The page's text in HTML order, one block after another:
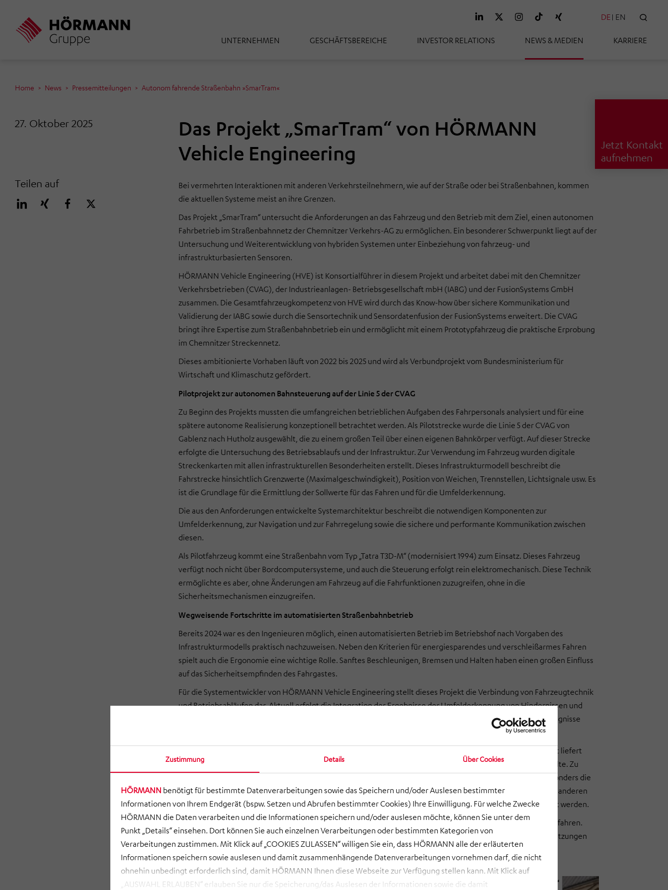
Zustimmung Details Über Cookies
HÖRMANN benötigt für bestimmte Datenverarbeitungen sowie das Speichern und/oder Auslesen bestimmter
Informationen von Ihrem Endgerät (bspw. Setzen und Abrufen bestimmter Cookies) Ihre Einwilligung. Für welche Zwecke
HÖRMANN die Daten verarbeiten und die Informationen speichern und/oder auslesen möchte, können Sie unter dem
Punkt „Details“ einsehen. Dort können Sie auch einzelnen Verarbeitungen oder bestimmten Kategorien von
Verarbeitungen zustimmen. Mit Klick auf „COOKIES ZULASSEN“ willigen Sie ein, dass HÖRMANN alle der erläuterten
Informationen speichern sowie auslesen und damit zusammenhängende Datenverarbeitungen vornehmen darf, die nicht
ohnehin unbedingt erforderlich sind, damit HÖRMANN Ihnen diese Webseite zur Verfügung stellen kann. Mit Klick auf
„AUSWAHL ERLAUBEN“ erlauben Sie nur die Speicherung/das Auslesen der Informationen sowie die damit
Inhalt
UNTERNEHMEN GESCHÄFTSBEREICHE INVESTOR RELATIONS NEWS & MEDIEN KARRIERE
DE EN
Jetzt Kontakt
aufnehmen
Home News Pressemitteilungen Autonom fahrende Straßenbahn »SmarTram«
27. Oktober 2025
Teilen auf
Das Projekt „SmarTram“ von HÖRMANN
Vehicle Engineering
Bei vermehrten Interaktionen mit anderen Verkehrsteilnehmern, wie auf der Straße oder bei Straßenbahnen, kommen
die aktuellen Systeme meist an ihre Grenzen.
Das Projekt „SmarTram“ untersucht die Anforderungen an das Fahrzeug und den Betrieb mit dem Ziel, einen autonomen
Fahrbetrieb im Straßenbahnnetz der Chemnitzer Verkehrs-AG zu ermöglichen. Ein besonderer Schwerpunkt liegt auf der
Untersuchung und Weiterentwicklung von hybriden Systemen unter Einbeziehung von fahrzeug- und
infrastrukturbasierten Sensoren.
HÖRMANN Vehicle Engineering (HVE) ist Konsortialführer in diesem Projekt und arbeitet dabei mit den Chemnitzer
Verkehrsbetrieben (CVAG), der Industrieanlagen- Betriebsgesellschaft mbH (IABG) und der FusionSystems GmbH
zusammen. Die Gesamtfahrzeugkompetenz von HVE wird durch das Know-how über sichere Kommunikation und
Validierung der IABG sowie durch die Sensortechnik und Sensordatenfusion der FusionSystems erweitert. Die CVAG
bringt ihre Expertise zum Straßenbahnbetrieb ein und ermöglicht mit einem Prototypfahrzeug die praktische Erprobung
im Chemnitzer Streckennetz.
Dieses ambitionierte Vorhaben läuft von 2022 bis 2025 und wird als Verbundprojekt vom Bundesministerium für
Wirtschaft und Klimaschutz gefördert.
Pilotprojekt zur autonomen Bahnsteuerung auf der Linie 5 der CVAG
Zu Beginn des Projekts mussten die umfangreichen betrieblichen Aufgaben des Fahrpersonals analysiert und für eine
spätere autonome Realisierung konzeptionell betrachtet werden. Als Pilotstrecke wurde die Linie 5 der CVAG von
Gablenz nach Hutholz ausgewählt, die zu einem großen Teil über einen eigenen Bahnkörper verfügt. Auf dieser Strecke
erfolgte die Untersuchung des Betriebsablaufs und der Infrastruktur. Zur Verwendung im Fahrzeug wurden digitale
Streckenkarten mit allen infrastrukturellen Besonderheiten erstellt. Dieses Infrastrukturmodell beschreibt die
Fahrstrecke hinsichtlich Grenzwerte (Maximalgeschwindigkeit), Position von Weichen, Trennstellen, Lichtsignale usw. Es
ist die Grundlage für die Ermittlung der Sollwerte für das Fahren und für die Umfelderkennung.
Die aus den Anforderungen entwickelte Systemarchitektur beschreibt die notwendigen Komponenten zur
Umfelderkennung, zur Navigation und zur Fahrregelung sowie die sichere und performante Kommunikation zwischen
diesen.
Als Pilotfahrzeug kommt eine Straßenbahn vom Typ „Tatra T3D-M“ (modernisiert 1994) zum Einsatz. Dieses Fahrzeug
verfügt noch nicht über Bordcomputersysteme, und auch die Steuerung erfolgt rein elektromechanisch. Diese Technik
ermöglichte es aber, ohne Änderungen am Fahrzeug auf die Fahrfunktionen zuzugreifen, ohne in die
Sicherheitsmechanismen einzugreifen.
Wegweisende Fortschritte im automatisierten Straßenbahnbetrieb
Bereits 2024 war es den Ingenieuren möglich, einen automatisierten Betrieb im Betriebshof nach Vorgaben des
Infrastrukturmodells praktisch nachzuweisen. Neben den Kriterien für energiesparendes und verschleißarmes Fahren
spielt auch die Ergonomie eine wichtige Rolle. Sanftes Beschleunigen, Bremsen und Halten haben einen großen Einfluss
auf das Sicherheitsempfinden des Fahrgastes.
Für die Systementwickler von HÖRMANN Vehicle Engineering stellt dieses Projekt die Verbindung von Fahrzeugtechnik
und Betriebsabläufen dar. Aktuell erfolgt die Integration der Ergebnisse der Umfelderkennung von Hindernissen und
Lichtsignalanlagen in die Steuerung des Fahrzeugs. Damit wird es möglich sein, auf Hindernisse und Halteereignisse
HÖRMANN Vehicle Engineering GmbH Autonom fahrende Straßenbahn »SmarTram« Engineering Das Projekt liefert
wichtige Informationen darüber, welche Eigenschaften eine zukünftige autonome Straßenbahn aufweisen sollte. Zu
diesem Zweck wurden die Erkenntnisse aus dem Projekt in einem Visionsfahrzeug dargestellt. Dabei fällt besonders die
Kommunikation im Fahrzeug und außerhalb des Fahrzeugs ins Auge, um mit Fahrgästen, Passanten oder auch anderen
Verkehrsteilnehmern zu kommunizieren. Der „Blickkontakt“ des Fahrers muss durch adäquate Technik ersetzt werden.
Ziel ist es, mit einer Straßenbahn im September 2025 auf einem ausgewählten Streckenabschnitt autonom zu fahren.
Damit tritt das Projekt den Nachweis an, dass ein autonomer Straßenbahnbetrieb unter bestimmten Voraussetzungen
möglich sein wird.